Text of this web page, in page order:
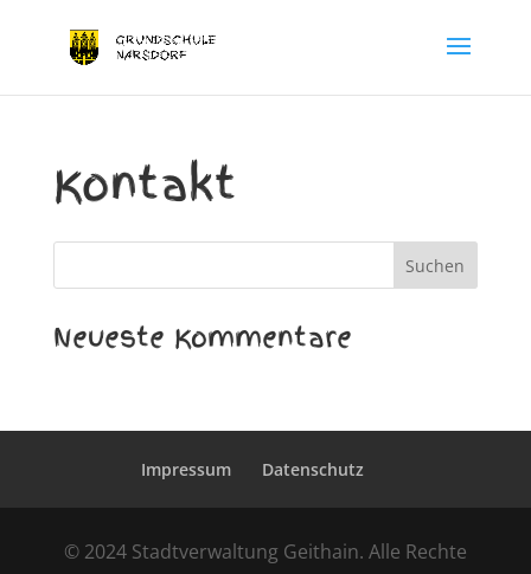
Kontakt
Neueste Kommentare
Impressum Datenschutz
© 2024 Stadtverwaltung Geithain. Alle Rechte